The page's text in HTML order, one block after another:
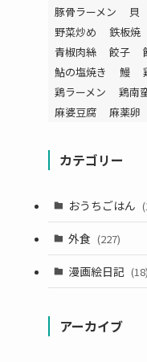
豚骨ラーメン
貝
野菜炒め
鉄板焼
青椒肉絲
餃子
鮎の塩焼き
鰻
鶏ラーメン
鶏南
麻婆豆腐
麻薬卵
カテゴリー
おうちごはん
外食 (227)
漫画絵日記 (18)
アーカイブ